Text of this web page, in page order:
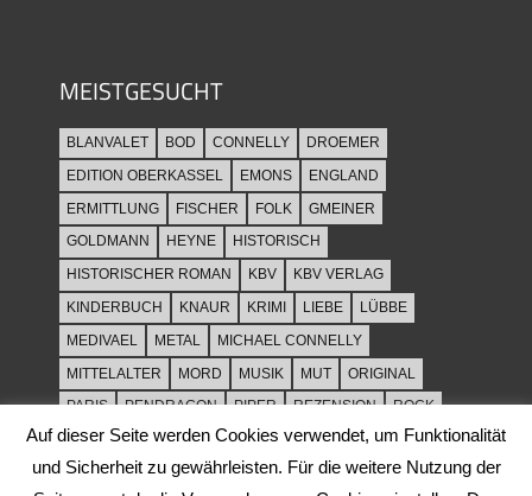
MEISTGESUCHT
BLANVALET BOD CONNELLY
DROEMER
EDITION OBERKASSEL
EMONS
ENGLAND
ERMITTLUNG
FISCHER FOLK
GMEINER
GOLDMANN
HEYNE
HISTORISCH
HISTORISCHER ROMAN
KBV
KBV VERLAG
KINDERBUCH
KNAUR KRIMI LIEBE
LÜBBE
MEDIVAEL
METAL
MICHAEL CONNELLY
MITTELALTER
MORD MUSIK MUT
ORIGINAL
PARIS
PENDRAGON PIPER REZENSION
ROCK
ROCKMUSIK
ROMAN ROWOHLT
SACHBUCH
SPANNUNG
SYLT THRILLER TOD ULLSTEIN
Auf dieser Seite werden Cookies verwendet, um Funktionalität
und Sicherheit zu gewährleisten. Für die weitere Nutzung der